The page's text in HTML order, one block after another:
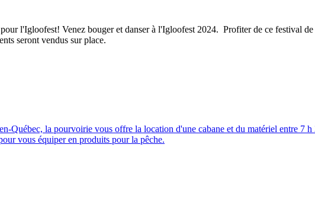
Québec, la pourvoirie vous offre la location d'une cabane et du matériel entre
vous équiper en produits pour la pêche.